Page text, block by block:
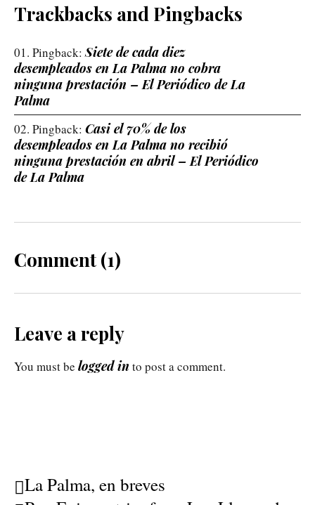
Trackbacks and Pingbacks
Pingback: Siete de cada diez
desempleados en La Palma no cobra
ninguna prestación – El Periódico de La
Palma
Pingback: Casi el 70% de los
desempleados en La Palma no recibió
ninguna prestación en abril – El Periódico
de La Palma
Comment (1)
Leave a reply
You must be logged in to post a comment.
La Palma, en breves